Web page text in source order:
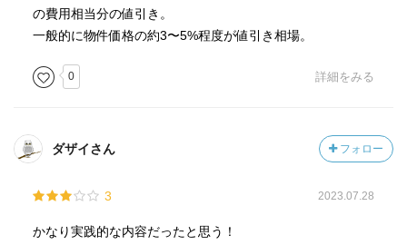
の費用相当分の値引き。
一般的に物件価格の約3〜5%程度が値引き相場。
0 詳細をみる
ダザイさん フォロー
3 2023.07.28
かなり実践的な内容だったと思う！